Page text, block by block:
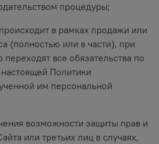
процедуры;
в рамках продажи или
(полностью или в части), при
все обязательства по
Политики
им персональной
возможности защиты прав и
или третьих лиц в случаях,